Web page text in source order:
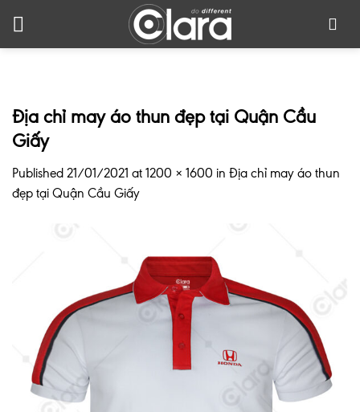
content
Địa chỉ may áo thun đẹp tại Quận Cầu
Giấy
Published 21/01/2021 at 1200 × 1600 in Địa chỉ may áo thun
đẹp tại Quận Cầu Giấy